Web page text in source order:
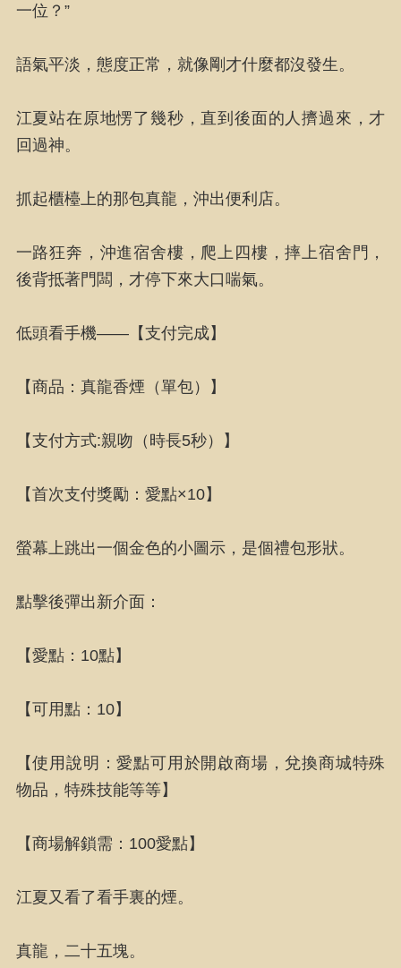
一位？”
語氣平淡，態度正常，就像剛才什麼都沒發生。
江夏站在原地愣了幾秒，直到後面的人擠過來，才
回過神。
抓起櫃檯上的那包真龍，沖出便利店。
一路狂奔，沖進宿舍樓，爬上四樓，摔上宿舍門，
後背抵著門闆，才停下來大口喘氣。
低頭看手機——【支付完成】
【商品：真龍香煙（單包）】
【支付方式:親吻（時長5秒）】
【首次支付獎勵：愛點×10】
螢幕上跳出一個金色的小圖示，是個禮包形狀。
點擊後彈出新介面：
【愛點：10點】
【可用點：10】
【使用說明：愛點可用於開啟商場，兌換商城特殊
物品，特殊技能等等】
【商場解鎖需：100愛點】
江夏又看了看手裏的煙。
真龍，二十五塊。